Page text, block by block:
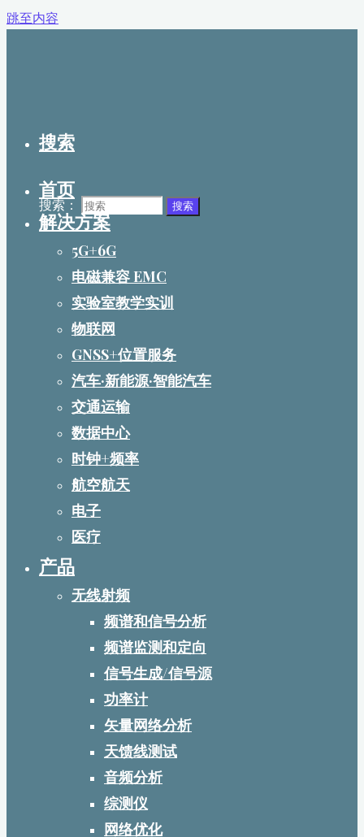
跳至内容
搜索
搜索： 搜索
首页
解决方案
5G+6G
电磁兼容 EMC
实验室教学实训
物联网
GNSS+位置服务
汽车·新能源·智能汽车
交通运输
数据中心
时钟+频率
航空航天
电子
医疗
产品
无线射频
频谱和信号分析
频谱监测和定向
信号生成/信号源
功率计
矢量网络分析
天馈线测试
音频分析
综测仪
网络优化